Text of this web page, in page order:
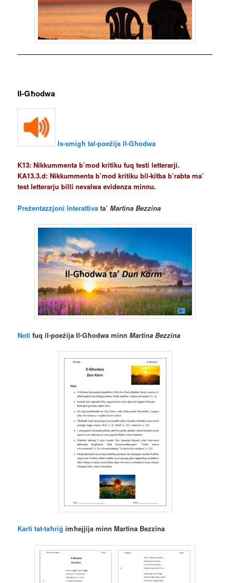
Il-Għodwa
Is-smigħ tal-poeżija Il-Għodwa
K13: Nikkummenta b’mod kritiku fuq testi letterarji.
KA13.3.d: Nikkummenta b’mod kritiku bil-kitba b’rabta ma’
test letterarju billi nevalwa evidenza minnu.
Preżentazzjoni Interattiva ta’Martina Bezzina
Noti fuq il-poeżija Il-Għodwa minnMartina Bezzina
Karti tat-taħriġ imħejjija minn Martina Bezzina